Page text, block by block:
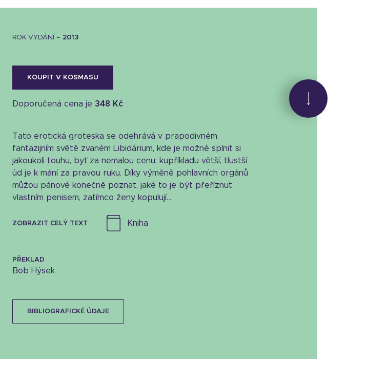
11.8 KB
ROK VYDÁNÍ – 2013
KOUPIT V KOSMASU
Doporučená cena je 348 Kč
Tato erotická groteska se odehrává v prapodivném
fantazijním světě zvaném Libidárium, kde je možné splnit si
jakoukoli touhu, byť za nemalou cenu: kupříkladu větší, tlustší
úd je k mání za pravou ruku. Díky výměně pohlavních orgánů
můžou pánové konečně poznat, jaké to je být přeříznut
vlastním penisem, zatímco ženy kopulují...
ZOBRAZIT CELÝ TEXT kniha
PŘEKLAD
Bob Hýsek
BIBLIOGRAFICKÉ ÚDAJE